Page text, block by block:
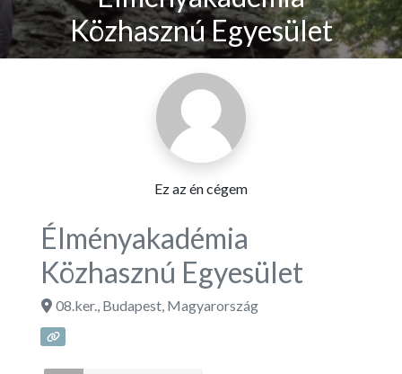
Közhasznú Egyesület
Ez az én cégem
Élményakadémia
Közhasznú Egyesület
08.ker., Budapest, Magyarország